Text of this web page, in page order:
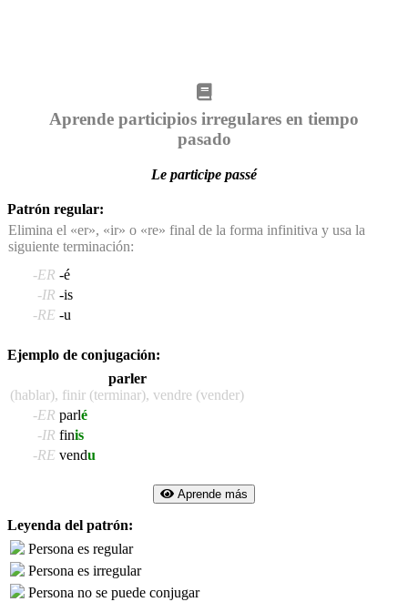
Aprende participios irregulares en tiempo
pasado
Le participe passé
Patrón regular:
Elimina el «er», «ir» o «re» final de la forma infinitiva y usa la
siguiente terminación:
-ER -é
-IR -is
-RE -u
Ejemplo de conjugación:
parler
(hablar), finir (terminar), vendre (vender)
-ER parlé
-IR finis
-RE vendu
Aprende más
Leyenda del patrón:
Persona es regular
Persona es irregular
Persona no se puede conjugar